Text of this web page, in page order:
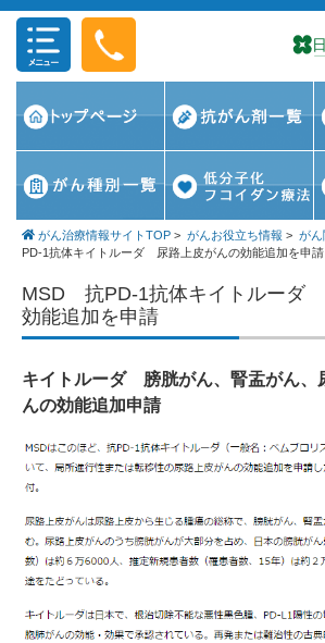
コンテンツに移動
がん治療情報サイトTOP >がんお役立ち情報 >がん
PD-1抗体キイトルーダ 尿路上皮がんの効能追加を申請
MSD 抗PD-1抗体キイトルーダ
効能追加を申請
キイトルーダ 膀胱がん、腎盂がん、
んの効能追加申請